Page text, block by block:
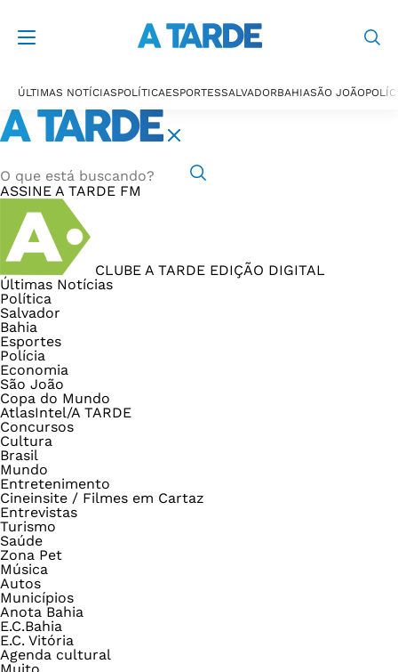
ÚLTIMAS NOTÍCIASPOLÍTICAESPORTESSALVADORBAHIASÃO JOÃO
ASSINE A TARDE FM
CLUBE A TARDE EDIÇÃO DIGITAL
Últimas Notícias
Política
Salvador
Bahia
Esportes
Polícia
Economia
São João
Copa do Mundo
AtlasIntel/A TARDE
Concursos
Cultura
Brasil
Mundo
Entretenimento
Cineinsite / Filmes em Cartaz
Entrevistas
Turismo
Saúde
Zona Pet
Música
Autos
Municípios
Anota Bahia
E.C.Bahia
E.C. Vitória
Agenda cultural